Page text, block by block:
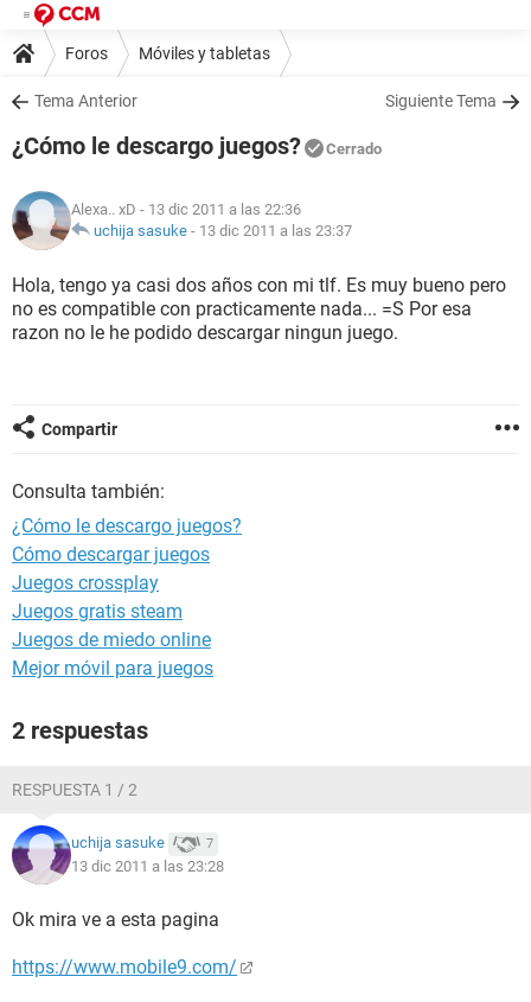
Foros Móviles y tabletas
Tema Anterior Siguiente Tema
¿Cómo le descargo juegos? Cerrado
Alexa.. xD - 13 dic 2011 a las 22:36
uchija sasuke - 13 dic 2011 a las 23:37
Hola, tengo ya casi dos años con mi tlf. Es muy bueno pero
no es compatible con practicamente nada... =S Por esa
razon no le he podido descargar ningun juego.
Compartir
Consulta también:
¿Cómo le descargo juegos?
Cómo descargar juegos
Juegos crossplay
Juegos gratis steam
Juegos de miedo online
Mejor móvil para juegos
2 respuestas
RESPUESTA 1 / 2
uchija sasuke 7
13 dic 2011 a las 23:28
Ok mira ve a esta pagina
https://www.mobile9.com/